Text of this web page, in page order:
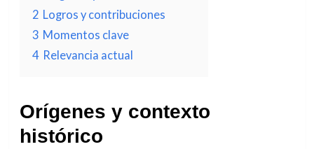
2 Logros y contribuciones
3 Momentos clave
4 Relevancia actual
Orígenes y contexto
histórico